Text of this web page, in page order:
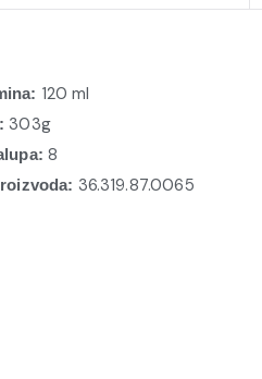
120 ml
303g
8
36.319.87.0065